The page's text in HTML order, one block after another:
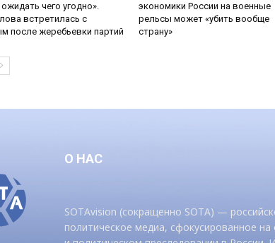
чего угодно».
встретилась с
после жеребьевки партий
экономики России на военные
рельсы может «убить вообще
страну»
О НАС
SOTAvision (сокращенно SOTA) —
политическое медиа, сфокусированное